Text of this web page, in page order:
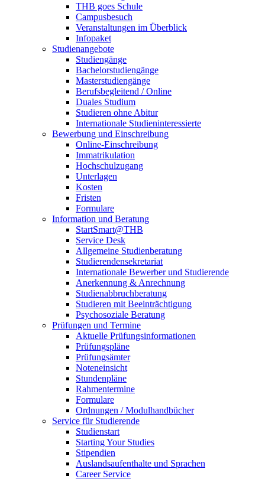
THB goes Schule
Campusbesuch
Veranstaltungen im Überblick
Infopaket
Studienangebote
Studiengänge
Bachelorstudiengänge
Masterstudiengänge
Berufsbegleitend / Online
Duales Studium
Studieren ohne Abitur
Internationale Studieninteressierte
Bewerbung und Einschreibung
Online-Einschreibung
Immatrikulation
Hochschulzugang
Unterlagen
Kosten
Fristen
Formulare
Information und Beratung
StartSmart@THB
Service Desk
Allgemeine Studienberatung
Studierendensekretariat
Internationale Bewerber und Studierende
Anerkennung & Anrechnung
Studienabbruchberatung
Studieren mit Beeinträchtigung
Psychosoziale Beratung
Prüfungen und Termine
Aktuelle Prüfungsinformationen
Prüfungspläne
Prüfungsämter
Noteneinsicht
Stundenpläne
Rahmentermine
Formulare
Ordnungen / Modulhandbücher
Service für Studierende
Studienstart
Starting Your Studies
Stipendien
Auslandsaufenthalte und Sprachen
Career Service